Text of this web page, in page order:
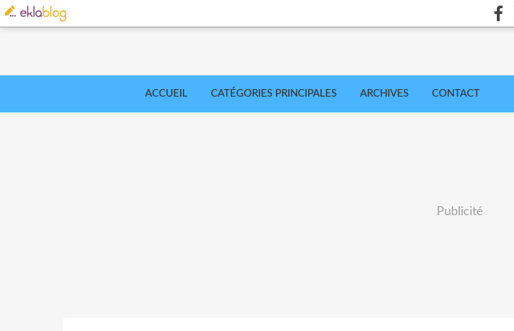
ACCUEIL CATÉGORIES PRINCIPALES ARCHIVES CONTACT
Publicité